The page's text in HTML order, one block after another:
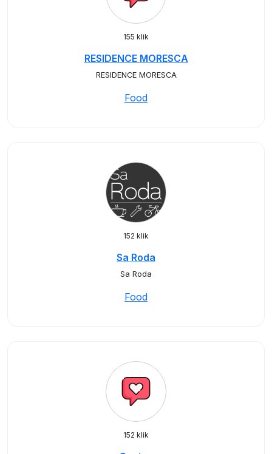
155 klik
RESIDENCE MORESCA
RESIDENCE MORESCA
Food
152 klik
Sa Roda
Sa Roda
Food
152 klik